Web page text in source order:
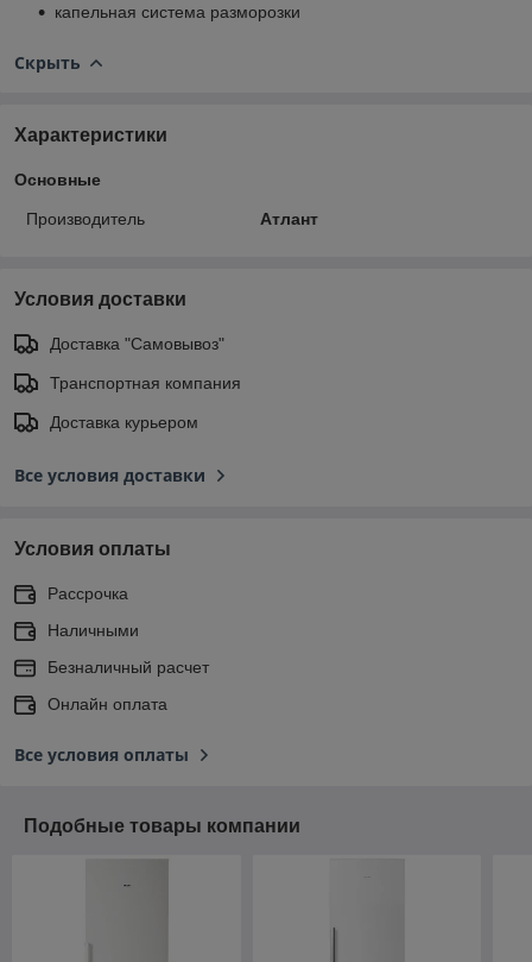
капельная система разморозки
Скрыть
Характеристики
Основные
Производитель Атлант
Условия доставки
Доставка "Самовывоз"
Транспортная компания
Доставка курьером
Все условия доставки
Условия оплаты
Рассрочка
Наличными
Безналичный расчет
Онлайн оплата
Все условия оплаты
Подобные товары компании